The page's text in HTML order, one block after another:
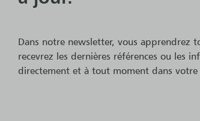
Dans notre newsletter, vous apprendrez
recevrez les dernières références ou les
directement et à tout moment dans